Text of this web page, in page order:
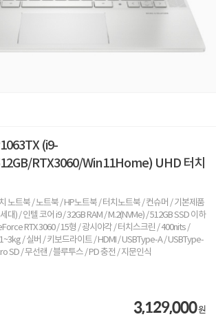
(i9-
RTX3060/Win11Home) UHD 터치
노트북 / 노트북 / HP노트북 / 터치노트북 / 컨슈머 / 기본제품
대) / 인텔 코어 i9 / 32GB RAM / M.2(NVMe) / 512GB SSD 이하
RTX 3060 / 15형 / 광시야각 / 터치스크린 / 400nits /
/ 실버 / 키보드라이트 / HDMI / USBType-A / USBType-
SD / 무선랜 / 블루투스 / PD 충전 / 지문인식
3,129,000원